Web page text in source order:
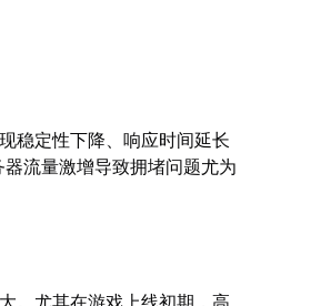
稳定性下降、响应时间延长
流量激增导致拥堵问题尤为
。尤其在游戏上线初期，高